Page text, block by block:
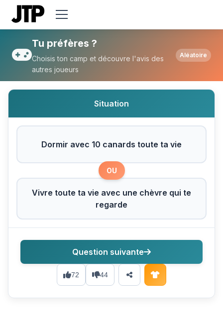
Tu préfères Dormir avec 10 canards
Tu préfères ?
Choisis ton camp et découvre l'avis des
autres joueurs
Aléatoire
Situation
Dormir avec 10 canards toute ta vie
OU
Vivre toute ta vie avec une chèvre qui te
regarde
72 44
Question suivante